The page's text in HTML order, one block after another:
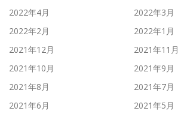
2022年4月
2022年3月
2022年2月
2022年1月
2021年12月
2021年11月
2021年10月
2021年9月
2021年8月
2021年7月
2021年6月
2021年5月